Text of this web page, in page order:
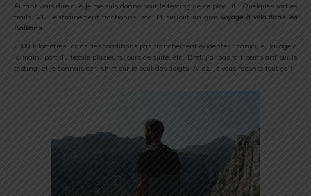
Autant vous dire que je me suis donné pour le testing de ce produit ! Quelques sorties
trails, VTT, entrainement fractionné, etc. Et surtout un grosvoyage à vélo dans les
Balkans.
2300 kilomètres, dans des conditions pas franchement évidentes : canicule, lavage à
la main, port du textile plusieurs jours de suite, etc. Bref, j’ai pas fait semblant sur le
testing, et je connais ce t-shirt sur le bout des doigts. Allez, je vous raconte tout ça !